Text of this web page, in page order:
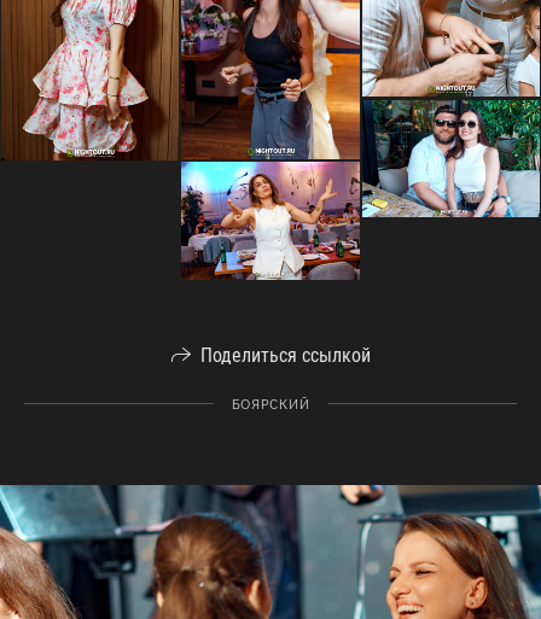
Поделиться ссылкой
БОЯРСКИЙ